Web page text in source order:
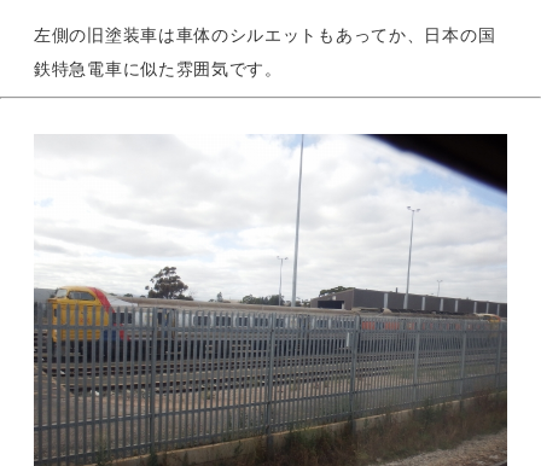
左側の旧塗装車は車体のシルエットもあってか、日本の国
鉄特急電車に似た雰囲気です。